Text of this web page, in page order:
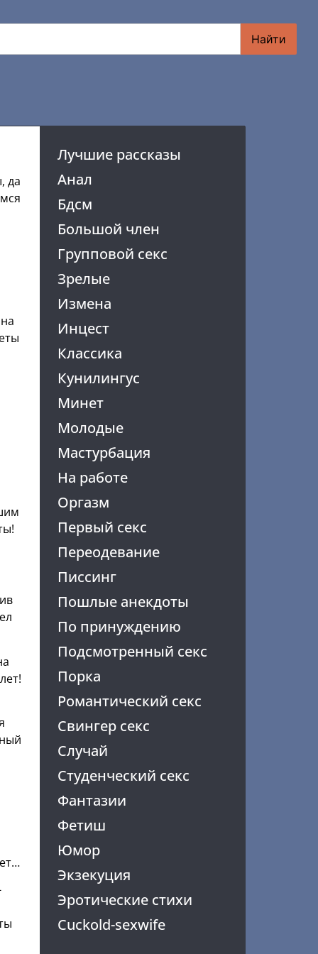
Найти
Лучшие рассказы
Анал
Бдсм
Большой член
Групповой секс
Зрелые
Измена
Инцест
Классика
Кунилингус
Минет
Молодые
Мастурбация
На работе
Оргазм
Первый секс
Переодевание
Писсинг
Пошлые анекдоты
По принуждению
Подсмотренный секс
Порка
Романтический секс
Свингер секс
Случай
Студенческий секс
Фантазии
Фетиш
Юмор
Экзекуция
Эротические стихи
Cuckold-sexwife
да